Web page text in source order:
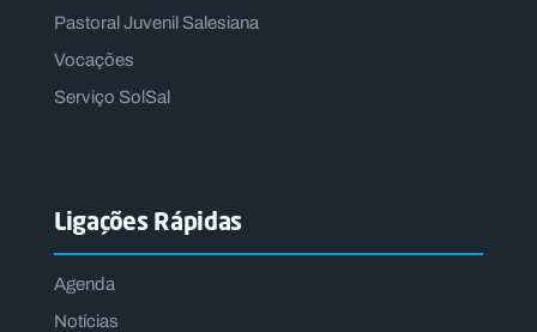
Pastoral Juvenil Salesiana
Vocações
Serviço SolSal
Ligações Rápidas
Agenda
Notícias